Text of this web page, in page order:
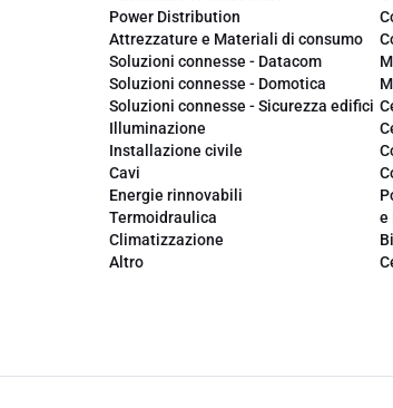
Power Distribution
Attrezzature e Materiali di consumo
Soluzioni connesse - Datacom
Soluzioni connesse - Domotica
Soluzioni connesse - Sicurezza edifici
Illuminazione
Installazione civile
Cavi
Energie rinnovabili
Termoidraulica
Climatizzazione
Altro
e